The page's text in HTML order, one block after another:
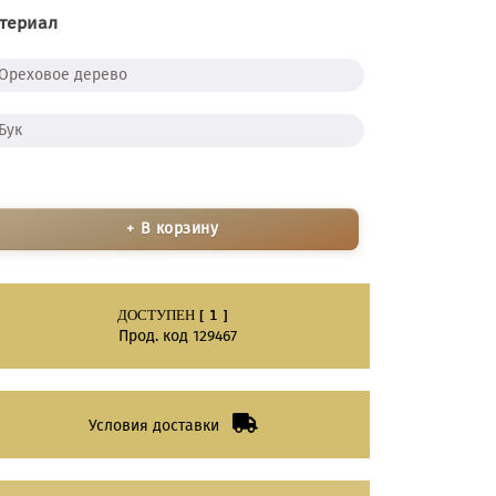
дерево
+ В корзину
ДОСТУПЕН [ 1 ]
Прод. код 129467
Условия доставки